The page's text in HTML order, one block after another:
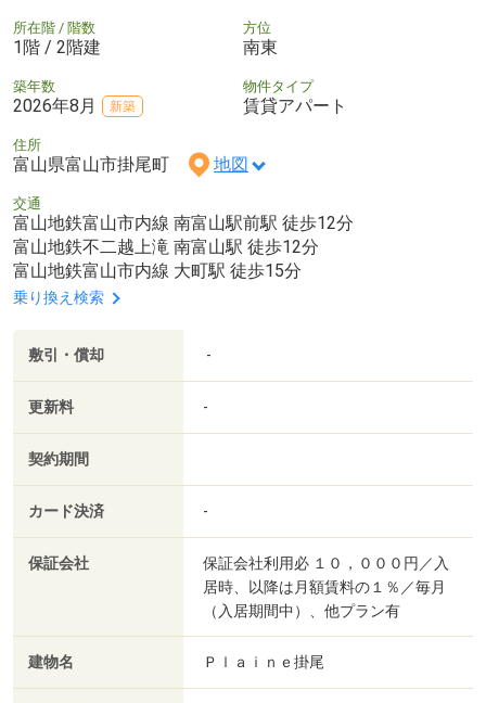
所在階 / 階数
1階 / 2階建
方位
南東
築年数
2026年8月 新築
物件タイプ
賃貸アパート
住所
富山県富山市掛尾町 地図
交通
富山地鉄富山市内線 南富山駅前駅 徒歩12分
富山地鉄不二越上滝 南富山駅 徒歩12分
富山地鉄富山市内線 大町駅 徒歩15分
乗り換え検索
敷引・償却 -
更新料 -
契約期間
カード決済 -
保証会社
保証会社利用必 １０，０００円／入
居時、以降は月額賃料の１％／毎月
（入居期間中）、他プラン有
建物名 Ｐｌａｉｎｅ掛尾